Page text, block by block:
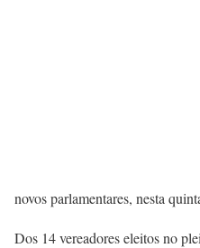
novos parlamentares, nesta
Dos 14 vereadores eleitos no